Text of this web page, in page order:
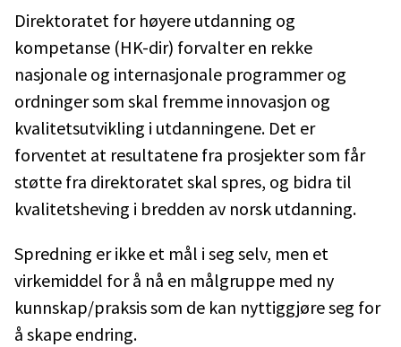
Direktoratet for høyere utdanning og
kompetanse (HK-dir) forvalter en rekke
nasjonale og internasjonale programmer og
ordninger som skal fremme innovasjon og
kvalitetsutvikling i utdanningene. Det er
forventet at resultatene fra prosjekter som får
støtte fra direktoratet skal spres, og bidra til
kvalitetsheving i bredden av norsk utdanning.
Spredning er ikke et mål i seg selv, men et
virkemiddel for å nå en målgruppe med ny
kunnskap/praksis som de kan nyttiggjøre seg for
å skape endring.